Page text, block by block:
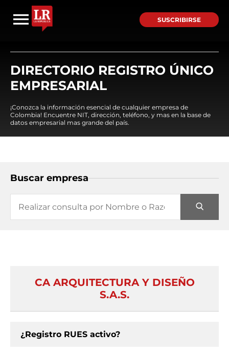
SUSCRIBIRSE
DIRECTORIO REGISTRO ÚNICO
EMPRESARIAL
¡Conozca la información esencial de cualquier empresa de
Colombia! Encuentre NIT, dirección, teléfono, y mas en la base de
datos empresarial mas grande del país.
Buscar empresa
CA ARQUITECTURA Y DISEÑO
S.A.S.
¿Registro RUES activo?